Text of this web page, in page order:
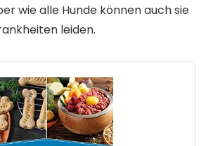
wie alle Hunde können auch sie
leiden.